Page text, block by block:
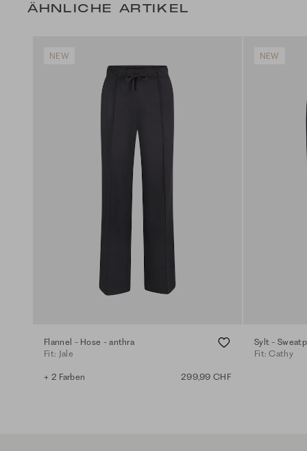
ÄHNLICHE ARTIKEL
NEW
Flannel - Hose - anthra
Fit: Jale
+ 2 Farben 299,99 CHF
NEW
Sylt -
Fit: Cathy